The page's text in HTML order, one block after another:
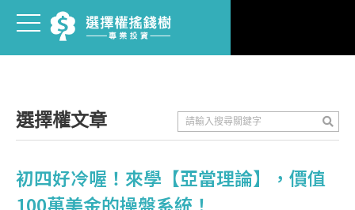
選擇權文章
初四好冷喔！來學【亞當理論】，價值
100萬美金的操盤系統！